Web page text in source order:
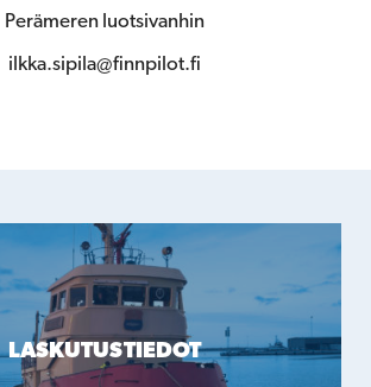
Perämeren luotsivanhin
ilkka.sipila@finnpilot.fi
LASKUTUSTIEDOT